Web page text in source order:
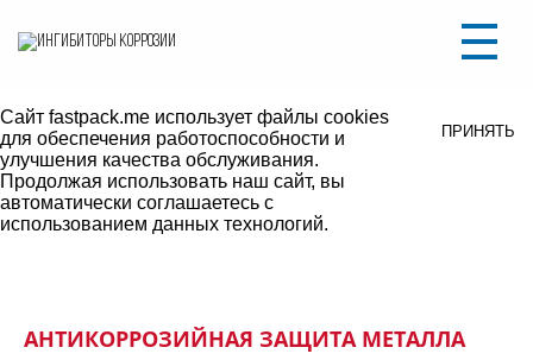
технические работы.
В связи с этим некоторые разделы могут не
ПОНЯТНО
Сайт fastpack.me использует файлы cookies
для обеспечения работоспособности и
улучшения качества обслуживания.
Продолжая использовать наш сайт, вы
автоматически соглашаетесь с
использованием данных технологий.
ПРИНЯТЬ
АНТИКОРРОЗИЙНАЯ ЗАЩИТА МЕТАЛЛА